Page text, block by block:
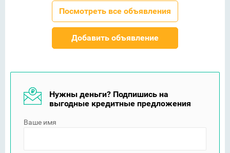
Посмотреть все объявления
Добавить объявление
Нужны деньги? Подпишись на
выгодные кредитные предложения
Ваше имя